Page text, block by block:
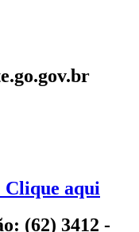
Clique aqui
(62) 3412 -